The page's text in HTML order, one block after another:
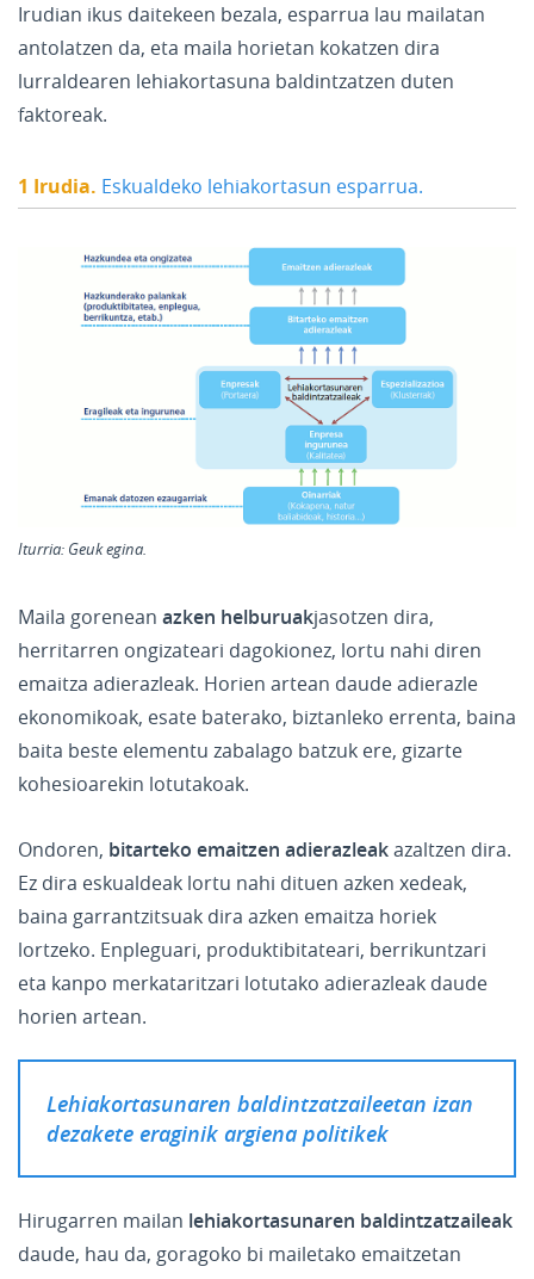
Irudian ikus daitekeen bezala, esparrua lau mailatan
antolatzen da, eta maila horietan kokatzen dira
lurraldearen lehiakortasuna baldintzatzen duten
faktoreak.
1 Irudia. Eskualdeko lehiakortasun esparrua.
Iturria: Geuk egina.
Maila gorenean azken helburuakjasotzen dira,
herritarren ongizateari dagokionez, lortu nahi diren
emaitza adierazleak. Horien artean daude adierazle
ekonomikoak, esate baterako, biztanleko errenta, baina
baita beste elementu zabalago batzuk ere, gizarte
kohesioarekin lotutakoak.
Ondoren, bitarteko emaitzen adierazleakazaltzen dira.
Ez dira eskualdeak lortu nahi dituen azken xedeak,
baina garrantzitsuak dira azken emaitza horiek
lortzeko. Enpleguari, produktibitateari, berrikuntzari
eta kanpo merkataritzari lotutako adierazleak daude
horien artean.
Lehiakortasunaren baldintzatzaileetan izan
dezakete eraginik argiena politikek
Hirugarren mailan lehiakortasunaren baldintzatzaileak
daude, hau da, goragoko bi mailetako emaitzetan